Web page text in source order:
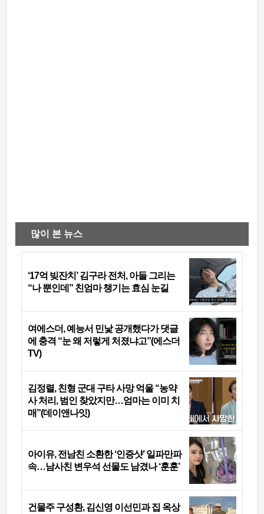
많이 본 뉴스
‘17억 빚잔치’ 김구라 전처, 아들 그리는
“나 뿐인데” 친엄마 챙기는 효심 눈길
여에스더, 예능서 민낯 공개했다가 댓글
에 충격 “눈 왜 저렇게 처졌냐고”(에스더
TV)
김정렬, 친형 군대 구타 사망 억울 “농약
사 처리, 범인 찾았지만…엄마는 이미 치
매”(데이앤나잇)
아이유, 전남친 소환한 ‘인증샷’ 일파만파
속…남사친 변우석 선물도 남겼나 ‘훈훈’
건물주 구성환, 김신영 이선민과 집 옥상